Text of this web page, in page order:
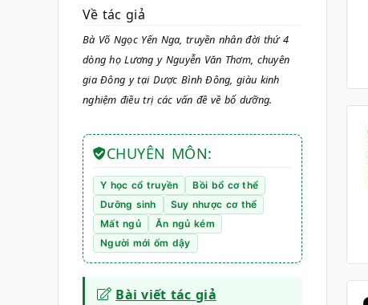
Về tác giả
Bà Võ Ngọc Yến Nga, truyền nhân đời thứ 4
dòng họ Lương y Nguyễn Văn Thơm, chuyên
gia Đông y tại Dược Bình Đông, giàu kinh
nghiệm điều trị các vấn đề về bổ dưỡng.
CHUYÊN MÔN:
Y học cổ truyền
Bồi bổ cơ thể
Dưỡng sinh
Suy nhược cơ thể
Mất ngủ
Ăn ngủ kém
Người mới ốm dậy
Bài viết tác giả